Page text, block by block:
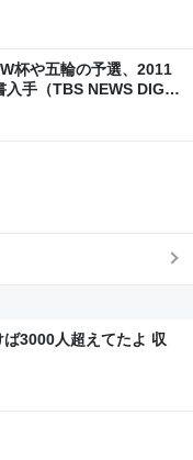
杯や五輪の予選、2011
手（TBS NEWS DIG
3000人超えてたよ 収